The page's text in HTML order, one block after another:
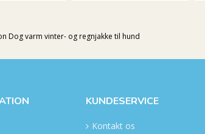
Dog varm vinter- og regnjakke til hund
KUNDESERVICE
Kontakt os